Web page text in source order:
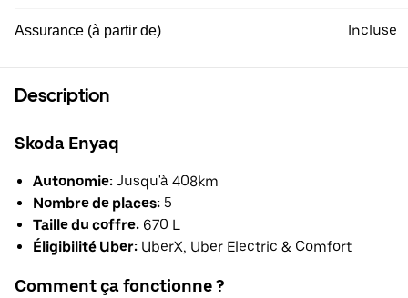
Assurance (à partir de) Incluse
Description
Skoda Enyaq
Autonomie: Jusqu'à 408km
Nombre de places: 5
Taille du coffre: 670 L
Éligibilité Uber: UberX, Uber Electric & Comfort
Comment ça fonctionne ?